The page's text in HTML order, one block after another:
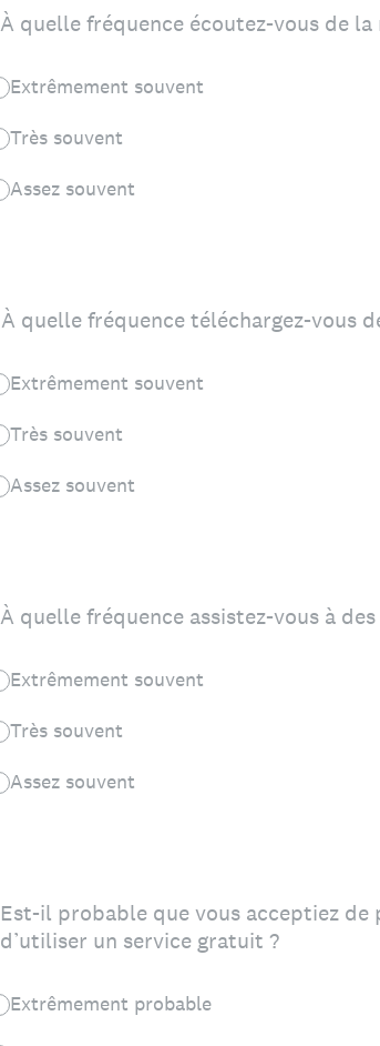
À quelle fréquence écoutez-vous de
Extrêmement souvent
Très souvent
Assez souvent
À quelle fréquence téléchargez-vous
Extrêmement souvent
Très souvent
Assez souvent
À quelle fréquence assistez-vous à
Extrêmement souvent
Très souvent
Assez souvent
Est-il probable que vous acceptiez
d’utiliser un service gratuit ?
Extrêmement probable